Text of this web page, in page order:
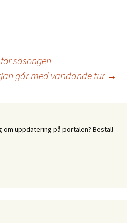
säsongen
går med vändande tur →
om uppdatering på portalen? Beställ